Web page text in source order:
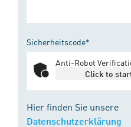
Sicherheitscode*
Anti-Robot
Click to
Hier finden Sie unsere
Datenschutzerklärung